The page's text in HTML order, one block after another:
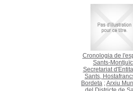
Cronologia de
Sants-Montjuïc
Secretariat
Sants,
Bordeta ;Arxiu